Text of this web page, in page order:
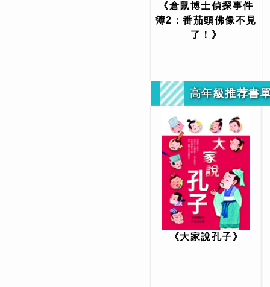
《倉鼠博士偵探事件
簿2：番茄頭佛像不見
了！》
高年級推荐書
《大家說孔子》